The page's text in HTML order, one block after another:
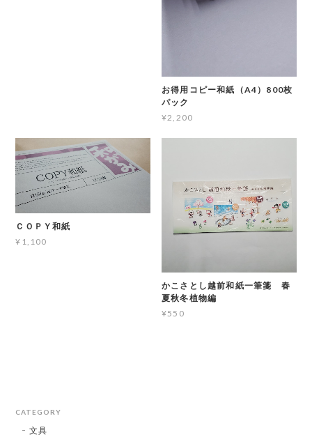
お得用コピー和紙（A4）800枚
パック
¥2,200
ＣＯＰＹ和紙
¥1,100
かこさとし越前和紙一筆箋 春
夏秋冬植物編
¥550
CATEGORY
文具